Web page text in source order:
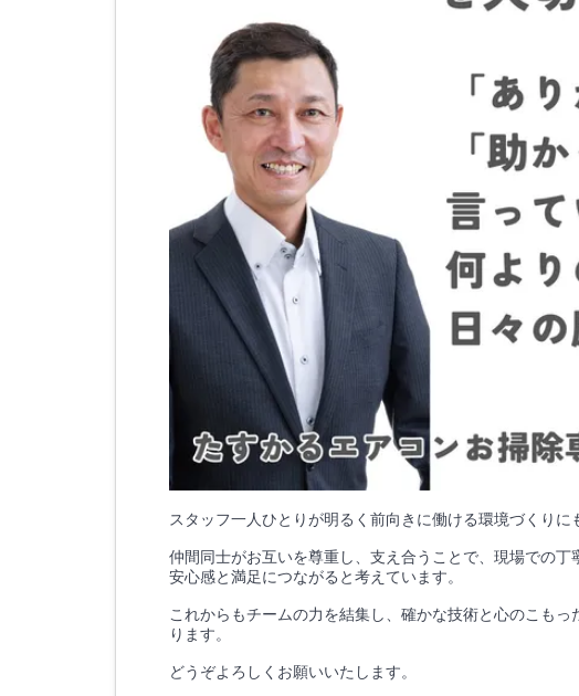
スタッフ一人ひとりが明るく前向きに働ける環境づくりに
仲間同士がお互いを尊重し、支え合うことで、現場での
安心感と満足につながると考えています。
これからもチームの力を結集し、確かな技術と心のこも
ります。
どうぞよろしくお願いいたします。